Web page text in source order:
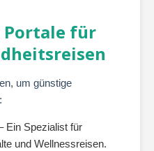
Portale für
um günstige
Ein Spezialist für
und Wellnessreisen.